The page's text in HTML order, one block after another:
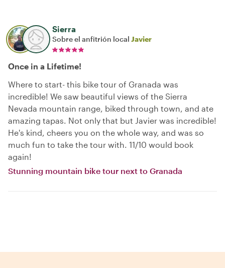
Sierra
Sobre el anfitrión local Javier
Once in a Lifetime!
Where to start- this bike tour of Granada was
incredible! We saw beautiful views of the Sierra
Nevada mountain range, biked through town, and ate
amazing tapas. Not only that but Javier was incredible!
He's kind, cheers you on the whole way, and was so
much fun to take the tour with. 11/10 would book
again!
Stunning mountain bike tour next to Granada